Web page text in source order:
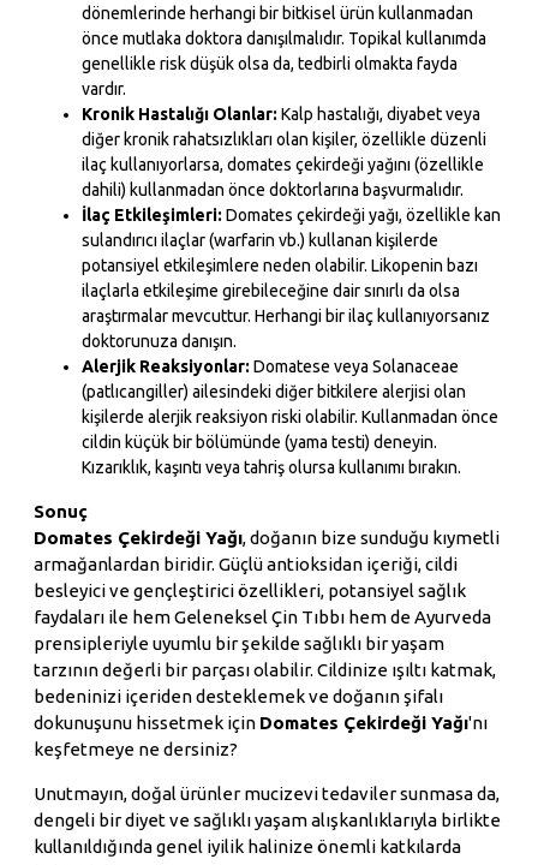
dönemlerinde herhangi bir bitkisel ürün kullanmadan
önce mutlaka doktora danışılmalıdır. Topikal kullanımda
genellikle risk düşük olsa da, tedbirli olmakta fayda
vardır.
Kronik Hastalığı Olanlar: Kalp hastalığı, diyabet veya
diğer kronik rahatsızlıkları olan kişiler, özellikle düzenli
ilaç kullanıyorlarsa, domates çekirdeği yağını (özellikle
dahili) kullanmadan önce doktorlarına başvurmalıdır.
İlaç Etkileşimleri: Domates çekirdeği yağı, özellikle kan
sulandırıcı ilaçlar (warfarin vb.) kullanan kişilerde
potansiyel etkileşimlere neden olabilir. Likopenin bazı
ilaçlarla etkileşime girebileceğine dair sınırlı da olsa
araştırmalar mevcuttur. Herhangi bir ilaç kullanıyorsanız
doktorunuza danışın.
Alerjik Reaksiyonlar: Domatese veya Solanaceae
(patlıcangiller) ailesindeki diğer bitkilere alerjisi olan
kişilerde alerjik reaksiyon riski olabilir. Kullanmadan önce
cildin küçük bir bölümünde (yama testi) deneyin.
Kızarıklık, kaşıntı veya tahriş olursa kullanımı bırakın.
Sonuç
Domates Çekirdeği Yağı, doğanın bize sunduğu kıymetli
armağanlardan biridir. Güçlü antioksidan içeriği, cildi
besleyici ve gençleştirici özellikleri, potansiyel sağlık
faydaları ile hem Geleneksel Çin Tıbbı hem de Ayurveda
prensipleriyle uyumlu bir şekilde sağlıklı bir yaşam
tarzının değerli bir parçası olabilir. Cildinize ışıltı katmak,
bedeninizi içeriden desteklemek ve doğanın şifalı
dokunuşunu hissetmek için Domates Çekirdeği Yağı'nı
keşfetmeye ne dersiniz?
Unutmayın, doğal ürünler mucizevi tedaviler sunmasa da,
dengeli bir diyet ve sağlıklı yaşam alışkanlıklarıyla birlikte
kullanıldığında genel iyilik halinize önemli katkılarda